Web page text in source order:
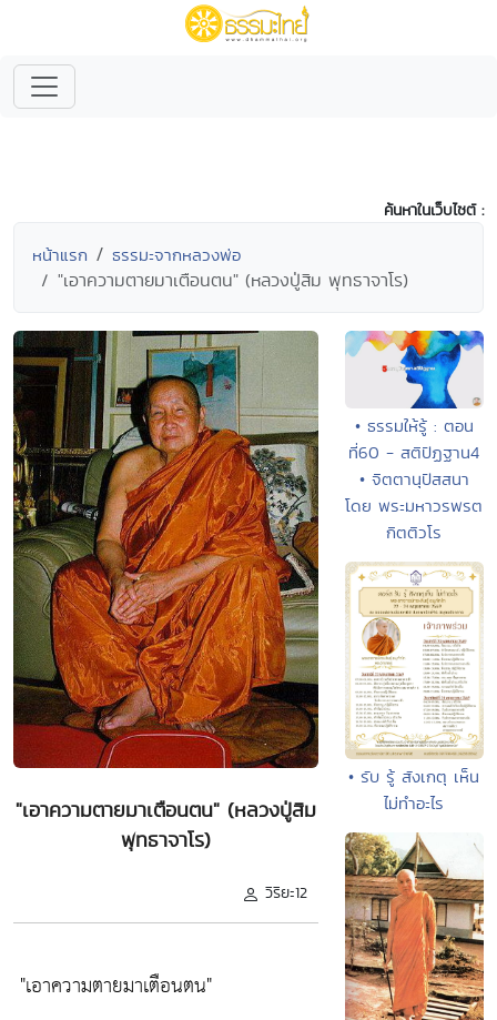
ค้นหาในเว็บไซต์ :
หน้าแรก ธรรมะจากหลวงพ่อ
"เอาความตายมาเตือนตน" (หลวงปู่สิม พุทธาจาโร)
"เอาความตายมาเตือนตน" (หลวงปู่สิม
พุทธาจาโร)
วิริยะ12
"เอาความตายมาเตือนตน"
• ธรรมให้รู้ : ตอน
ที่60 - สติปัฏฐาน4
• จิตตานุปัสสนา
โดย พระมหาวรพรต
กิตติวโร
• รับ รู้ สังเกตุ เห็น
ไม่ทำอะไร